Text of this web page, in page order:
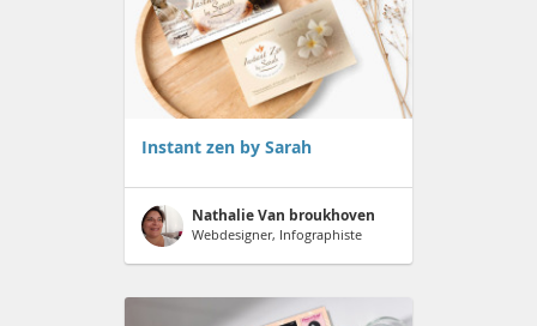
Instant zen by Sarah
Nathalie Van broukhoven
Webdesigner, Infographiste